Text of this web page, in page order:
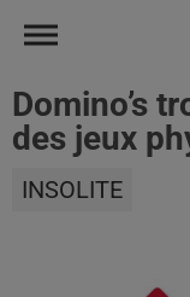
Domino’s
des jeux
INSOLITE